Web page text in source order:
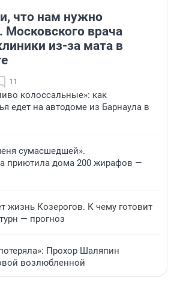
что нам нужно
Московского врача
из-за мата в
11
колоссальные»: как
едет на автодоме из Барнаула в
сумасшедшей».
приютила дома 200 жирафов —
жизнь Козерогов. К чему готовит
— прогноз
Прохор Шаляпин
возлюбленной